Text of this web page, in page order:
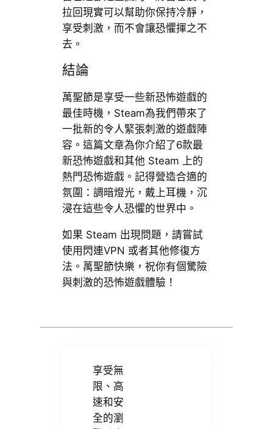
拉回現實可以幫助你保持冷靜，
享受刺激，而不會讓恐懼揮之不
去。
結論
萬聖節是享受一些新恐怖遊戲的
最佳時機，Steam為我們帶來了
一批新的令人緊張刺激的遊戲陣
容。這篇文章為你介紹了6款最
新恐怖遊戲和其他 Steam 上的
熱門恐怖遊戲。記得營造合適的
氛圍：調暗燈光，戴上耳機，沉
浸在這些令人恐懼的世界中。
如果 Steam 出現問題，請嘗試
使用閃連VPN 或者其他修復方
法。萬聖節快樂，祝你有個驚險
與刺激的恐怖遊戲體驗！
享受無
限、高
速和安
全的瀏